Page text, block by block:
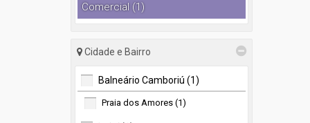
Comercial (1)
Rural (1)
Terreno (1)
Cidade e Bairro
Balneário Camboriú (1)
Praia dos Amores (1)